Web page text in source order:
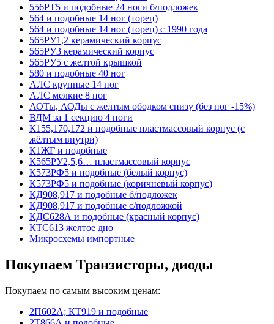
556РТ5 и подобные 24 ноги б/подложек
564 и подобные 14 ног (торец)
564 и подобные 14 ног (торец) с 1990 года
565РУ1,2 керамический корпус
565РУ3 керамический корпус
565РУ5 с желтой крышкой
580 и подобные 40 ног
АЛС крупные 14 ног
АЛС мелкие 8 ног
АОТы, АОДы с желтым ободком снизу (без ног -15%)
ВДМ за 1 секцию 4 ноги
К155,170,172 и подобные пластмассовый корпус (с
жёлтым внутри)
К1ЖГ и подобные
К565РУ2,5,6… пластмассовый корпус
К573РФ5 и подобные (белый корпус)
К573РФ5 и подобные (коричневый корпус)
КД908,917 и подобные б/подложек
КД908,917 и подобные с/подложкой
КДС628А и подобные (красный корпус)
КТС613 желтое дно
Микросхемы импортные
Покупаем Транзисторы, диоды
Покупаем по самым высоким ценам:
2П602А; КТ919 и подобные